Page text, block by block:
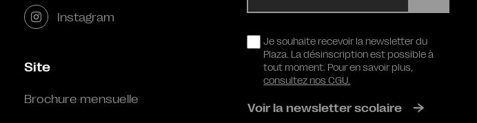
Instagram
Site
Brochure mensuelle
RGPDJe souhaite recevoir la newsletter du
Plaza. La désinscription est possible à
tout moment. Pour en savoir plus,
consultez nos CGU.
Voir la newsletter scolaire